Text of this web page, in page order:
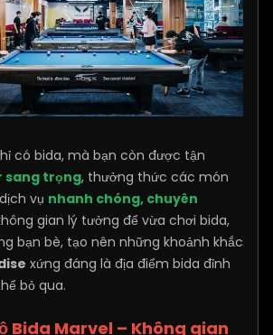
có bida, mà bạn còn được tận
sang trọng, thưởng thức các món
vụ nhanh chóng, chuyên
gian lý tưởng để vừa chơi bida,
bạn bè, tạo nên những khoảnh khắc
xứng đáng là địa điểm bida đỉnh
bỏ qua.
Bida Marvel – Không gian